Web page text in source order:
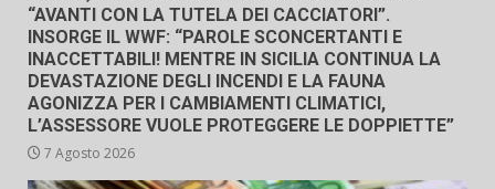
“AVANTI CON LA TUTELA DEI CACCIATORI”.
INSORGE IL WWF: “PAROLE SCONCERTANTI E
INACCETTABILI! MENTRE IN SICILIA CONTINUA LA
DEVASTAZIONE DEGLI INCENDI E LA FAUNA
AGONIZZA PER I CAMBIAMENTI CLIMATICI,
L’ASSESSORE VUOLE PROTEGGERE LE DOPPIETTE”
7 Agosto 2026